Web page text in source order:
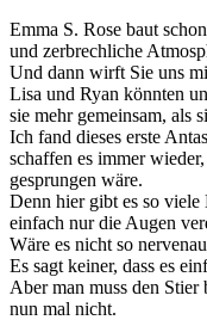
Emma S. Rose baut
und zerbrechliche
Und dann wirft Sie uns
Lisa und Ryan könnten
sie mehr gemeinsam, als
Ich fand dieses erste
schaffen es immer
gesprungen wäre.
Denn hier gibt es so
einfach nur die Augen
Wäre es nicht so
Es sagt keiner, dass es
Aber man muss den
nun mal nicht.